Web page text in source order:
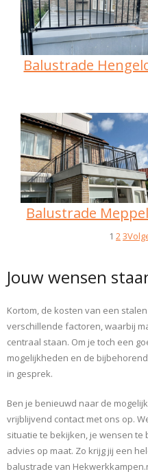
Balustrade
Balustrade Meppel
1 23
Jouw wensen
Kortom, de kosten van een
verschillende factoren, waarbij
centraal staan. Om je toch een
mogelijkheden en de
in gesprek.
Ben je benieuwd naar de
vrijblijvend contact met ons op.
situatie te bekijken, je wensen
advies op maat. Zo krijg jij een
balustrade van